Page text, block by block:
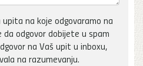
upita na koje odgovaramo na
da odgovor dobijete u spam
na Vaš upit u inboxu,
na razumevanju.